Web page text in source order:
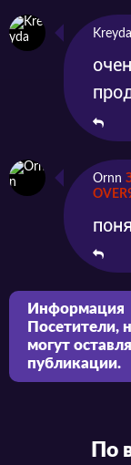
Kreyda
Ornn
Информация
Посетители,
могут
публикации.
По